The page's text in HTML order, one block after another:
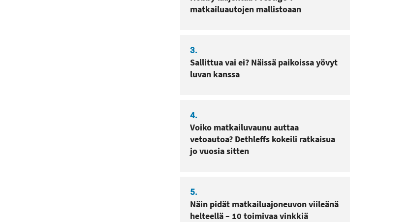
matkailuautojen mallistoaan
3.
Sallittua vai ei? Näissä paikoissa yövyt
luvan kanssa
4.
Voiko matkailuvaunu auttaa
vetoautoa? Dethleffs kokeili ratkaisua
jo vuosia sitten
5.
Näin pidät matkailuajoneuvon viileänä
helteellä – 10 toimivaa vinkkiä